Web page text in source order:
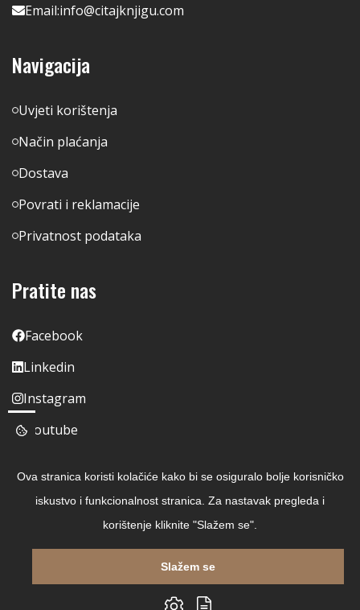
Email:info@citajknjigu.com
Navigacija
Uvjeti korištenja
Način plaćanja
Dostava
Povrati i reklamacije
Privatnost podataka
Pratite nas
Facebook
Linkedin
Instagram
Youtube
Ova stranica koristi kolačiće kako bi se osiguralo bolje korisničko
iskustvo i funkcionalnost stranica. Za nastavak pregleda i
korištenje kliknite "Slažem se".
Slažem se